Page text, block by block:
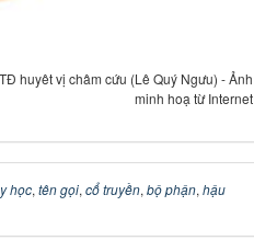
huyêt vị châm cứu (Lê Quý Ngưu) - Ảnh
minh hoạ từ Internet
y học, tên gọi, cổ truyền, bộ phận, hậu